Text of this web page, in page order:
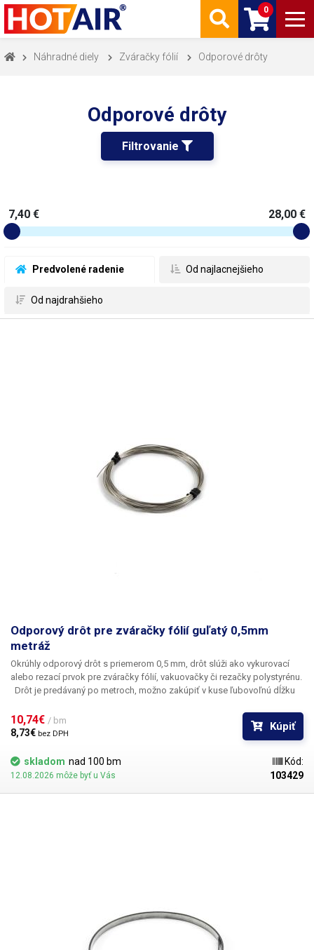
0
Náhradné diely Zváračky fólií Odporové drôty
Odporové drôty
Filtrovanie
Predvolené radenie Od najlacnejšieho
Od najdrahšieho
7,40 € 28,00 €
Odporový drôt pre zváračky fólií guľatý 0,5mm
metráž
Okrúhly odporový drôt s priemerom 0,5 mm, drôt slúži ako vykurovací
alebo rezací prvok pre zváračky fólií, vakuovačky či rezačky polystyrénu.
Drôt je predávaný po metroch, možno zakúpiť v kuse ľubovoľnú dĺžku
za 1 bm. Drôt je dodávaný bez očiek a úchytov. U tohto produktu je
maximálna možná dodaná dĺžka 10bm.
10,74€ / bm
8,73€ bez DPH
Kúpiť
skladom nad 100 bm
12.08.2026 môže byť u Vás
Kód:
103429